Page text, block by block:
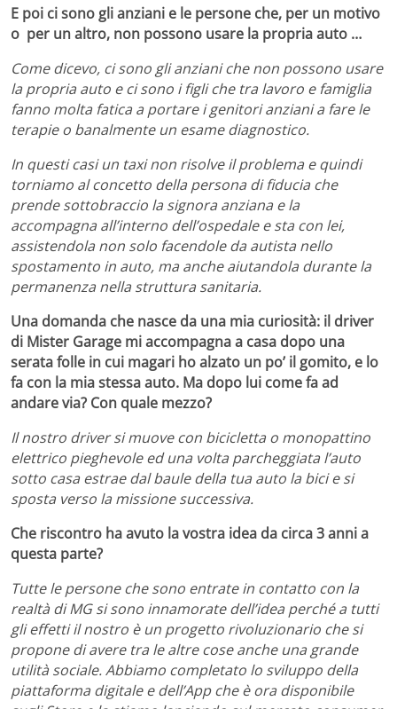
E poi ci sono gli anziani e le persone che, per un motivo
o per un altro, non possono usare la propria auto …
Come dicevo, ci sono gli anziani che non possono usare
la propria auto e ci sono i figli che tra lavoro e famiglia
fanno molta fatica a portare i genitori anziani a fare le
terapie o banalmente un esame diagnostico.
In questi casi un taxi non risolve il problema e quindi
torniamo al concetto della persona di fiducia che
prende sottobraccio la signora anziana e la
accompagna all’interno dell’ospedale e sta con lei,
assistendola non solo facendole da autista nello
spostamento in auto, ma anche aiutandola durante la
permanenza nella struttura sanitaria.
Una domanda che nasce da una mia curiosità: il driver
di Mister Garage mi accompagna a casa dopo una
serata folle in cui magari ho alzato un po’ il gomito, e lo
fa con la mia stessa auto. Ma dopo lui come fa ad
andare via? Con quale mezzo?
Il nostro driver si muove con bicicletta o monopattino
elettrico pieghevole ed una volta parcheggiata l’auto
sotto casa estrae dal baule della tua auto la bici e si
sposta verso la missione successiva.
Che riscontro ha avuto la vostra idea da circa 3 anni a
questa parte?
Tutte le persone che sono entrate in contatto con la
realtà di MG si sono innamorate dell’idea perché a tutti
gli effetti il nostro è un progetto rivoluzionario che si
propone di avere tra le altre cose anche una grande
utilità sociale. Abbiamo completato lo sviluppo della
piattaforma digitale e dell’App che è ora disponibile